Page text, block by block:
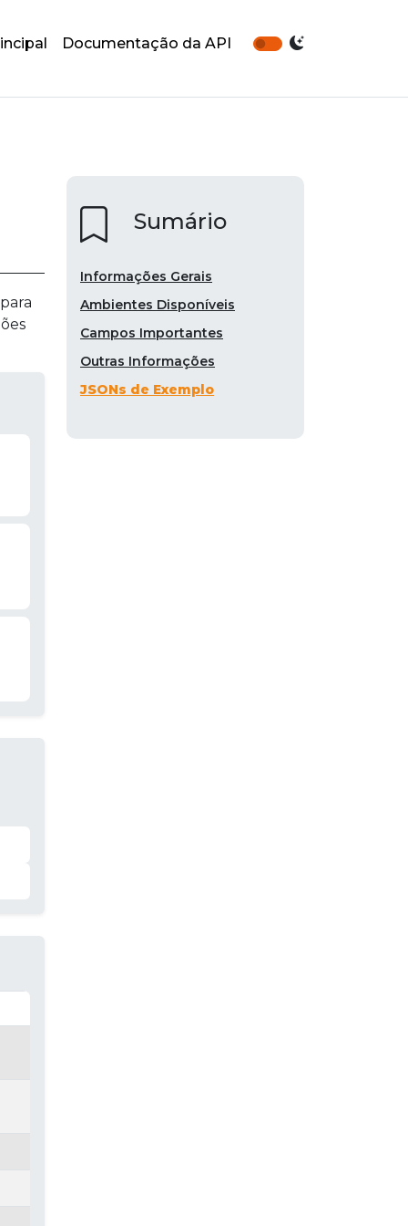
Documentação da API
Sumário
Informações Gerais
Ambientes Disponíveis
Campos Importantes
Outras Informações
JSONs de Exemplo